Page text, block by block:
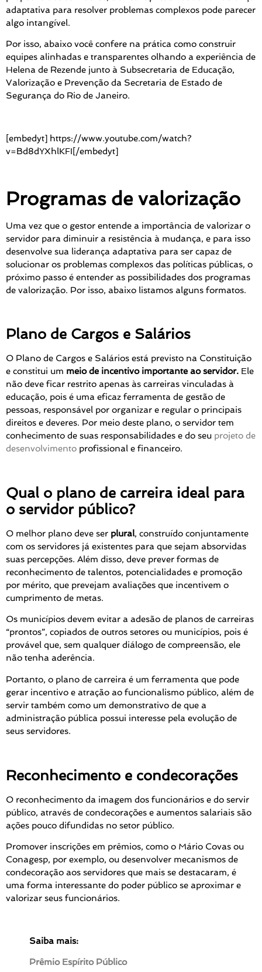
adaptativa para resolver problemas complexos pode parecer
algo intangível.
Por isso, abaixo você confere na prática como construir
equipes alinhadas e transparentes olhando a experiência de
Helena de Rezende junto à Subsecretaria de Educação,
Valorização e Prevenção da Secretaria de Estado de
Segurança do Rio de Janeiro.
[embedyt] https://www.youtube.com/watch?
v=Bd8dYXhlKFI[/embedyt]
Programas de valorização
Uma vez que o gestor entende a importância de valorizar o
servidor para diminuir a resistência à mudança, e para isso
desenvolve sua liderança adaptativa para ser capaz de
solucionar os problemas complexos das políticas públicas, o
próximo passo é entender as possibilidades dos programas
de valorização. Por isso, abaixo listamos alguns formatos.
Plano de Cargos e Salários
O Plano de Cargos e Salários está previsto na Constituição
e constitui um meio de incentivo importante ao servidor. Ele
não deve ficar restrito apenas às carreiras vinculadas à
educação, pois é uma eficaz ferramenta de gestão de
pessoas, responsável por organizar e regular o principais
direitos e deveres. Por meio deste plano, o servidor tem
conhecimento de suas responsabilidades e do seu projeto de
desenvolvimento profissional e financeiro.
Qual o plano de carreira ideal para
o servidor público?
O melhor plano deve ser plural, construído conjuntamente
com os servidores já existentes para que sejam absorvidas
suas percepções. Além disso, deve prever formas de
reconhecimento de talentos, potencialidades e promoção
por mérito, que prevejam avaliações que incentivem o
cumprimento de metas.
Os municípios devem evitar a adesão de planos de carreiras
“prontos”, copiados de outros setores ou municípios, pois é
provável que, sem qualquer diálogo de compreensão, ele
não tenha aderência.
Portanto, o plano de carreira é um ferramenta que pode
gerar incentivo e atração ao funcionalismo público, além de
servir também como um demonstrativo de que a
administração pública possui interesse pela evolução de
seus servidores.
Reconhecimento e condecorações
O reconhecimento da imagem dos funcionários e do servir
público, através de condecorações e aumentos salariais são
ações pouco difundidas no setor público.
Promover inscrições em prêmios, como o Mário Covas ou
Conagesp, por exemplo, ou desenvolver mecanismos de
condecoração aos servidores que mais se destacaram, é
uma forma interessante do poder público se aproximar e
valorizar seus funcionários.
Saiba mais:
Prêmio Espírito Público